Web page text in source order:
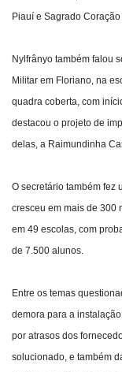
Piauí e Sagrado
Nylfrânyo também falou
Militar em Floriano, na
quadra coberta, com
destacou o projeto de
delas, a Raimundinha
O secretário também fez
cresceu em mais de 300
em 49 escolas, com
de 7.500 alunos.
Entre os temas
demora para a
por atrasos dos
solucionado, e também